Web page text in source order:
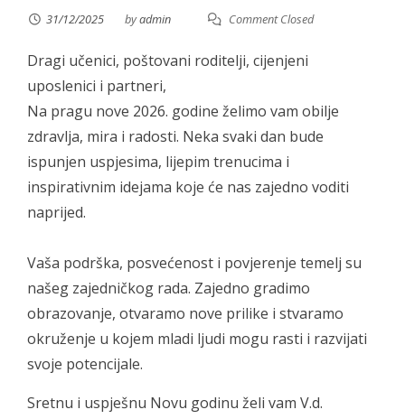
31/12/2025 byadmin Comment Closed
Dragi učenici, poštovani roditelji, cijenjeni
uposlenici i partneri,
Na pragu nove 2026. godine želimo vam obilje
zdravlja, mira i radosti. Neka svaki dan bude
ispunjen uspjesima, lijepim trenucima i
inspirativnim idejama koje će nas zajedno voditi
naprijed.
Vaša podrška, posvećenost i povjerenje temelj su
našeg zajedničkog rada. Zajedno gradimo
obrazovanje, otvaramo nove prilike i stvaramo
okruženje u kojem mladi ljudi mogu rasti i razvijati
svoje potencijale.
Sretnu i uspješnu Novu godinu želi vam V.d.